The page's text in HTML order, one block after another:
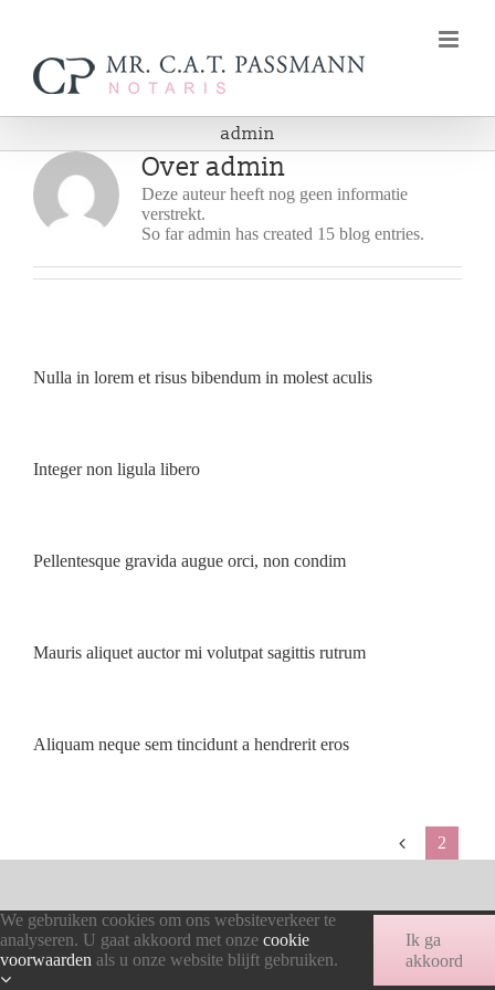
admin
Over admin
Deze auteur heeft nog geen informatie
verstrekt.
So far admin has created 15 blog entries.
Nulla in lorem et risus bibendum in molest aculis
Integer non ligula libero
Pellentesque gravida augue orci, non condim
Mauris aliquet auctor mi volutpat sagittis rutrum
Aliquam neque sem tincidunt a hendrerit eros
2
We gebruiken cookies om ons websiteverkeer te
analyseren. U gaat akkoord met onze cookie
voorwaarden als u onze website blijft gebruiken.
Ik ga
akkoord